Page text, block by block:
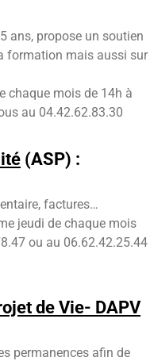
ans, propose un soutien
formation mais aussi sur
chaque mois de 14h à
au 04.42.62.83.30
(ASP) :
factures…
jeudi de chaque mois
ou au 06.62.42.25.44
de Vie- DAPV
permanences afin de